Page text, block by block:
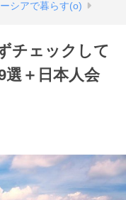
シアで暮らす(o)
チェックして
＋日本人会